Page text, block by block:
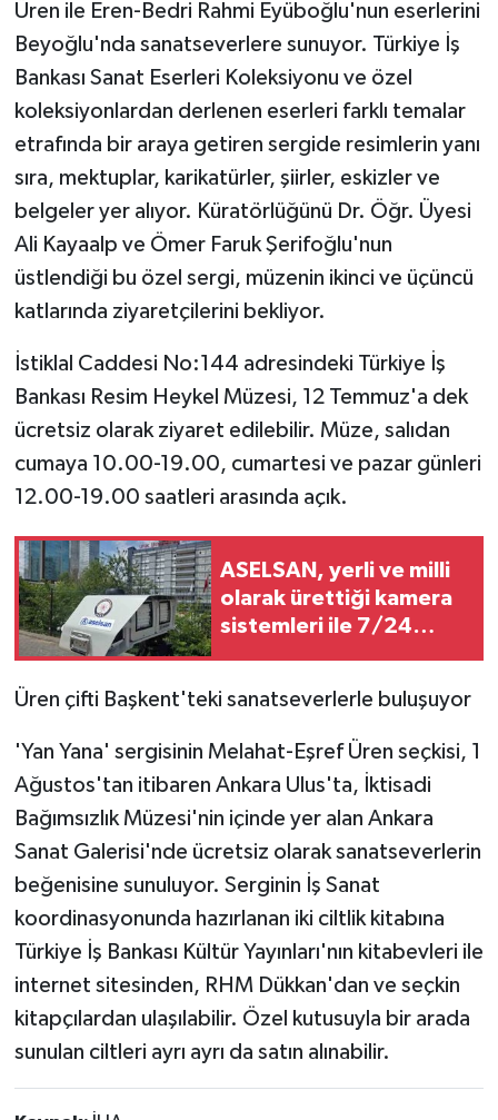
Üren ile Eren-Bedri Rahmi Eyüboğlu'nun eserlerini
Beyoğlu'nda sanatseverlere sunuyor. Türkiye İş
Bankası Sanat Eserleri Koleksiyonu ve özel
koleksiyonlardan derlenen eserleri farklı temalar
etrafında bir araya getiren sergide resimlerin yanı
sıra, mektuplar, karikatürler, şiirler, eskizler ve
belgeler yer alıyor. Küratörlüğünü Dr. Öğr. Üyesi
Ali Kayaalp ve Ömer Faruk Şerifoğlu'nun
üstlendiği bu özel sergi, müzenin ikinci ve üçüncü
katlarında ziyaretçilerini bekliyor.
İstiklal Caddesi No:144 adresindeki Türkiye İş
Bankası Resim Heykel Müzesi, 12 Temmuz'a dek
ücretsiz olarak ziyaret edilebilir. Müze, salıdan
cumaya 10.00-19.00, cumartesi ve pazar günleri
12.00-19.00 saatleri arasında açık.
ASELSAN, yerli ve milli
olarak ürettiği kamera
sistemleri ile 7/24
Üren çifti Başkent'teki sanatseverlerle buluşuyor
'Yan Yana' sergisinin Melahat-Eşref Üren seçkisi, 1
Ağustos'tan itibaren Ankara Ulus'ta, İktisadi
Bağımsızlık Müzesi'nin içinde yer alan Ankara
Sanat Galerisi'nde ücretsiz olarak sanatseverlerin
beğenisine sunuluyor. Serginin İş Sanat
koordinasyonunda hazırlanan iki ciltlik kitabına
Türkiye İş Bankası Kültür Yayınları'nın kitabevleri ile
internet sitesinden, RHM Dükkan'dan ve seçkin
kitapçılardan ulaşılabilir. Özel kutusuyla bir arada
sunulan ciltleri ayrı ayrı da satın alınabilir.